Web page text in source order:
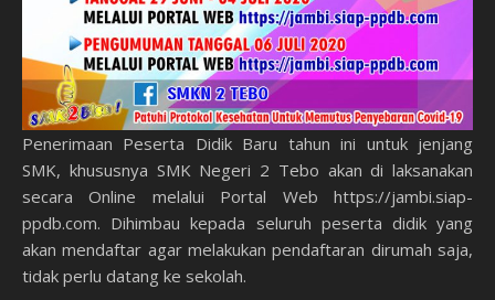
Penerimaan Peserta Didik Baru tahun ini untuk jenjang
SMK, khususnya SMK Negeri 2 Tebo akan di laksanakan
secara Online melalui Portal Web https://jambi.siap-
ppdb.com. Dihimbau kepada seluruh peserta didik yang
akan mendaftar agar melakukan pendaftaran dirumah saja,
tidak perlu datang ke sekolah.